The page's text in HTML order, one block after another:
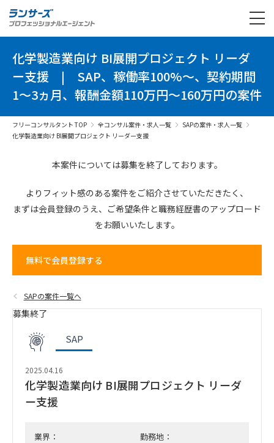
化学製造業向け BI展開プロジェクト リーダ
ー支援 | SAP、稼働率100%～、契約期間
1～3ヵ月、報酬金額110万円～160万円の案件
フリーコンサルタント TOP 全コンサル案件・求人一覧
SAPの案件・求人一覧
化学製造業向け BI展開プロジェクト リーダー支援
本案件については募集を終了しております。
よりフィット感のある案件をご紹介させていただきたく、
まずは会員登録のうえ、 ご希望条件と職務経歴書のアップロード
をお願いいたします。
無料で会員登録する
SAPの案件一覧へ
募集終了
SAP
2025.04.16
化学製造業向け BI展開プロジェクト リーダ
ー支援
業界：
勤務地：